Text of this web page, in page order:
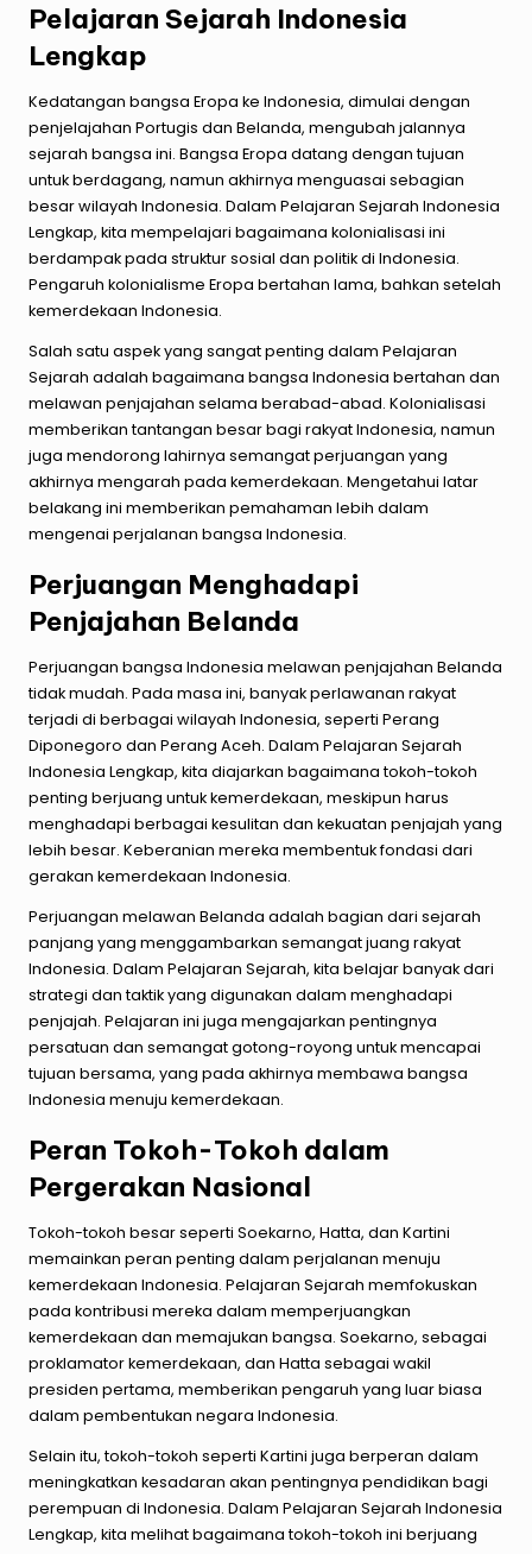
Pelajaran Sejarah Indonesia
Lengkap
Kedatangan bangsa Eropa ke Indonesia, dimulai dengan
penjelajahan Portugis dan Belanda, mengubah jalannya
sejarah bangsa ini. Bangsa Eropa datang dengan tujuan
untuk berdagang, namun akhirnya menguasai sebagian
besar wilayah Indonesia. Dalam Pelajaran Sejarah Indonesia
Lengkap, kita mempelajari bagaimana kolonialisasi ini
berdampak pada struktur sosial dan politik di Indonesia.
Pengaruh kolonialisme Eropa bertahan lama, bahkan setelah
kemerdekaan Indonesia.
Salah satu aspek yang sangat penting dalam Pelajaran
Sejarah adalah bagaimana bangsa Indonesia bertahan dan
melawan penjajahan selama berabad-abad. Kolonialisasi
memberikan tantangan besar bagi rakyat Indonesia, namun
juga mendorong lahirnya semangat perjuangan yang
akhirnya mengarah pada kemerdekaan. Mengetahui latar
belakang ini memberikan pemahaman lebih dalam
mengenai perjalanan bangsa Indonesia.
Perjuangan Menghadapi
Penjajahan Belanda
Perjuangan bangsa Indonesia melawan penjajahan Belanda
tidak mudah. Pada masa ini, banyak perlawanan rakyat
terjadi di berbagai wilayah Indonesia, seperti Perang
Diponegoro dan Perang Aceh. Dalam Pelajaran Sejarah
Indonesia Lengkap, kita diajarkan bagaimana tokoh-tokoh
penting berjuang untuk kemerdekaan, meskipun harus
menghadapi berbagai kesulitan dan kekuatan penjajah yang
lebih besar. Keberanian mereka membentuk fondasi dari
gerakan kemerdekaan Indonesia.
Perjuangan melawan Belanda adalah bagian dari sejarah
panjang yang menggambarkan semangat juang rakyat
Indonesia. Dalam Pelajaran Sejarah, kita belajar banyak dari
strategi dan taktik yang digunakan dalam menghadapi
penjajah. Pelajaran ini juga mengajarkan pentingnya
persatuan dan semangat gotong-royong untuk mencapai
tujuan bersama, yang pada akhirnya membawa bangsa
Indonesia menuju kemerdekaan.
Peran Tokoh-Tokoh dalam
Pergerakan Nasional
Tokoh-tokoh besar seperti Soekarno, Hatta, dan Kartini
memainkan peran penting dalam perjalanan menuju
kemerdekaan Indonesia. Pelajaran Sejarah memfokuskan
pada kontribusi mereka dalam memperjuangkan
kemerdekaan dan memajukan bangsa. Soekarno, sebagai
proklamator kemerdekaan, dan Hatta sebagai wakil
presiden pertama, memberikan pengaruh yang luar biasa
dalam pembentukan negara Indonesia.
Selain itu, tokoh-tokoh seperti Kartini juga berperan dalam
meningkatkan kesadaran akan pentingnya pendidikan bagi
perempuan di Indonesia. Dalam Pelajaran Sejarah Indonesia
Lengkap, kita melihat bagaimana tokoh-tokoh ini berjuang